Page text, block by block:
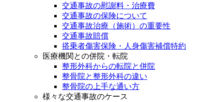
交通事故の慰謝料・治療費
交通事故の保険について
交通事故治療（施術）の重要性
交通事故賠償
搭乗者傷害保険・人身傷害補償特約
医療機関との併院・転院
整形外科からの転院と併院
整骨院と整形外科の違い
整骨院の上手な通い方
様々な交通事故のケース